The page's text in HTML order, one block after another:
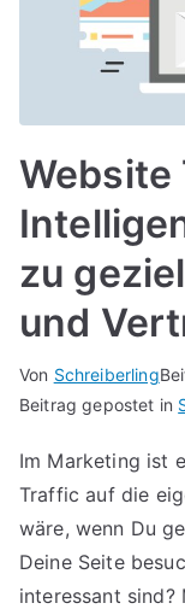
Website
zu
und
Von Schreiberling
Beitrag gepostet in
Im Marketing ist
Traffic auf die
wäre, wenn Du
Deine Seite
interessant